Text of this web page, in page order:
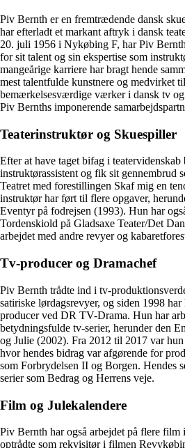
Piv Bernth er en fremtrædende dansk
har efterladt et markant aftryk i dansk
20. juli 1956 i Nykøbing F, har Piv
for sit talent og sin ekspertise som
mangeårige karriere har bragt hende
mest talentfulde kunstnere og medvirket
bemærkelsesværdige værker i dansk tv
Piv Bernths imponerende
Teaterinstruktør og Skuespiller
Efter at have taget bifag i
instruktørassistent og fik sit gennembrud
Teatret med forestillingen Skaf mig en
instruktør har ført til flere opgaver,
Eventyr på fodrejsen (1993). Hun har
Tordenskiold på Gladsaxe Teater/Det
arbejdet med andre revyer og
Tv-producer og Dramachef
Piv Bernth trådte ind i tv-
satiriske lørdagsrevyer, og siden 1998
producer ved DR TV-Drama. Hun har
betydningsfulde tv-serier, herunder den
og Julie (2002). Fra 2012 til 2017 var
hvor hendes bidrag var afgørende for
som Forbrydelsen II og Borgen. Hendes
serier som Bedrag og Herrens veje.
Film og Julekalendere
Piv Bernth har også arbejdet på flere
optrådte som rekvisitør i filmen